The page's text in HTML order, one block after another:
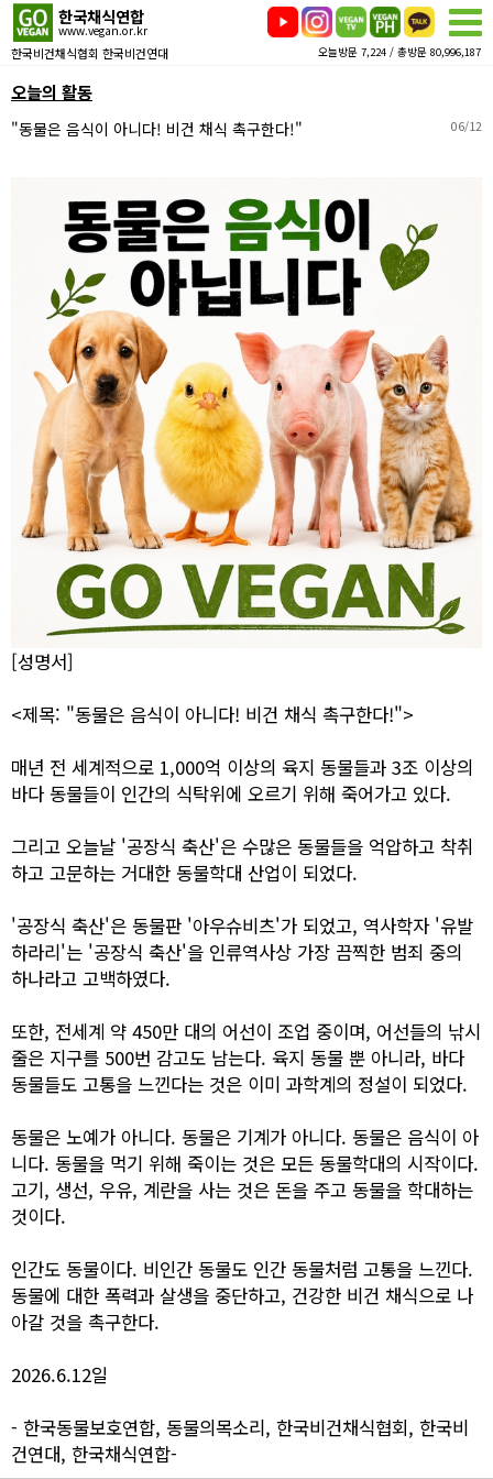
한국채식연합
www.vegan.or.kr
한국비건채식협회 한국비건연대 오늘방문 7,224 / 총방문 80,996,187
오늘의 활동
"동물은 음식이 아니다! 비건 채식 촉구한다!" 06/12
[성명서]
<제목: "동물은 음식이 아니다! 비건 채식 촉구한다!">
매년 전 세계적으로 1,000억 이상의 육지 동물들과 3조 이상의
바다 동물들이 인간의 식탁위에 오르기 위해 죽어가고 있다.
그리고 오늘날 '공장식 축산'은 수많은 동물들을 억압하고 착취
하고 고문하는 거대한 동물학대 산업이 되었다.
'공장식 축산'은 동물판 '아우슈비츠'가 되었고, 역사학자 '유발
하라리'는 '공장식 축산'을 인류역사상 가장 끔찍한 범죄 중의
하나라고 고백하였다.
또한, 전세계 약 450만 대의 어선이 조업 중이며, 어선들의 낚시
줄은 지구를 500번 감고도 남는다. 육지 동물 뿐 아니라, 바다
동물들도 고통을 느낀다는 것은 이미 과학계의 정설이 되었다.
동물은 노예가 아니다. 동물은 기계가 아니다. 동물은 음식이 아
니다. 동물을 먹기 위해 죽이는 것은 모든 동물학대의 시작이다.
고기, 생선, 우유, 계란을 사는 것은 돈을 주고 동물을 학대하는
것이다.
인간도 동물이다. 비인간 동물도 인간 동물처럼 고통을 느낀다.
동물에 대한 폭력과 살생을 중단하고, 건강한 비건 채식으로 나
아갈 것을 촉구한다.
2026.6.12일
- 한국동물보호연합, 동물의목소리, 한국비건채식협회, 한국비
건연대, 한국채식연합-